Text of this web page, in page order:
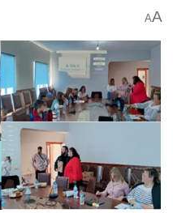
AA